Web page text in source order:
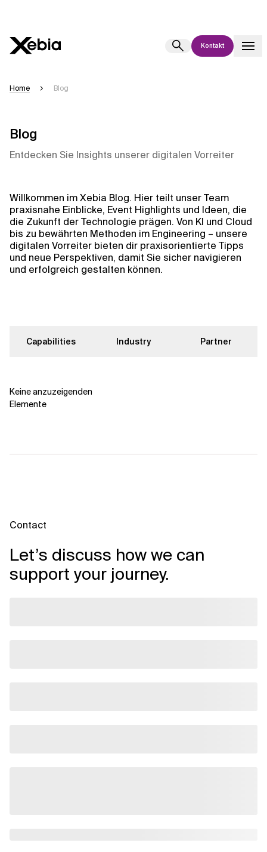
Kontakt
generiert werden, können einige Sekunden dauern. Wir streben nach
Genauigkeit, aber gelegentlich können Fehler auftreten.
Bitte überprüfen Sie wichtige Informationen, bevor Sie
Antwort
Kontextdateien
Verwandte Themen
Home Blog
Blog
Entdecken Sie Insights unserer digitalen Vorreiter
Willkommen im Xebia Blog. Hier teilt unser Team
praxisnahe Einblicke, Event Highlights und Ideen, die
die Zukunft der Technologie prägen. Von KI und Cloud
bis zu bewährten Methoden im Engineering – unsere
digitalen Vorreiter bieten dir praxisorientierte Tipps
und neue Perspektiven, damit Sie sicher navigieren
und erfolgreich gestalten können.
Capabilities Industry Partner
Keine anzuzeigenden
Elemente
Contact
Let’s discuss how we can
support your journey.